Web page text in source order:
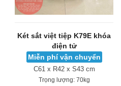
Két sắt việt tiệp K79E khóa
điện tử
Miễn phí vận chuyển
C61 x R42 x S43 cm
Trọng lượng:70kg